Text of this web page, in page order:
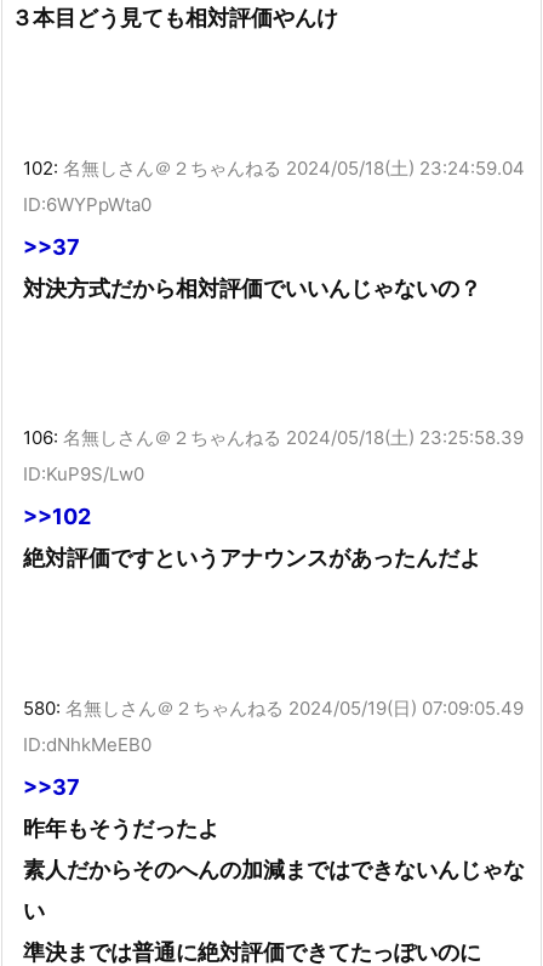
３本目どう見ても相対評価やんけ
102: 名無しさん＠２ちゃんねる 2024/05/18(土) 23:24:59.04
ID:6WYPpWta0
>>37
対決方式だから相対評価でいいんじゃないの？
106: 名無しさん＠２ちゃんねる 2024/05/18(土) 23:25:58.39
ID:KuP9S/Lw0
>>102
絶対評価ですというアナウンスがあったんだよ
580: 名無しさん＠２ちゃんねる 2024/05/19(日) 07:09:05.49
ID:dNhkMeEB0
>>37
昨年もそうだったよ
素人だからそのへんの加減まではできないんじゃな
い
準決までは普通に絶対評価できてたっぽいのに